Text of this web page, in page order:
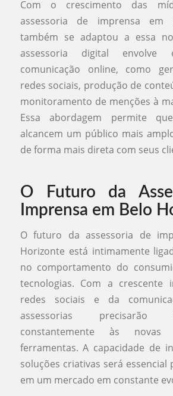
Com o crescimento das
assessoria de imprensa em
também se adaptou a essa
assessoria digital envolve
comunicação online, como
redes sociais, produção de
monitoramento de menções à
Essa abordagem permite
alcancem um público mais
de forma mais direta com seus
O Futuro da
Imprensa em Belo
O futuro da assessoria de
Horizonte está intimamente
no comportamento do
tecnologias. Com a crescente
redes sociais e da
assessorias
constantemente às novas
ferramentas. A capacidade de
soluções criativas será essencial
em um mercado em constante